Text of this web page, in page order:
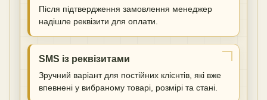
Після підтвердження замовлення менеджер
надішле реквізити для оплати.
SMS із реквізитами
Зручний варіант для постійних клієнтів, які вже
впевнені у вибраному товарі, розмірі та стані.